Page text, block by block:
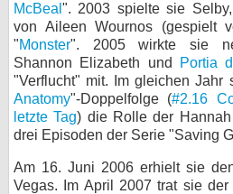
McBeal ". 2003 spielte sie
von Aileen Wournos (gespielt
"Monster". 2005 wirkte sie
Shannon Elizabeth und
Portia
"Verflucht" mit. Im gleichen Jahr
Anatomy"-Doppelfolge (#2.16
letzte Tag) die Rolle der
drei Episoden der Serie "Saving
Am 16. Juni 2006 erhielt sie
Vegas. Im April 2007 trat sie